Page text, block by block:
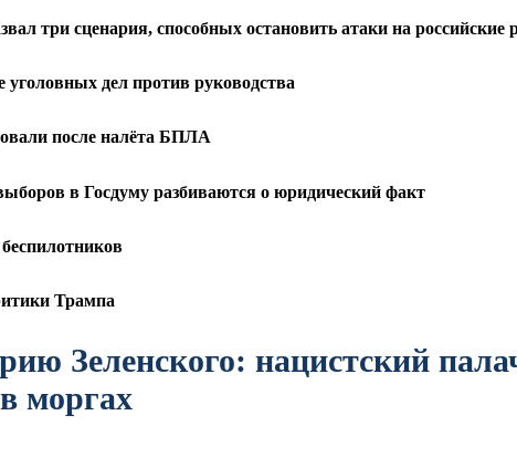
три сценария, способных остановить атаки на российские
уголовных дел против руководства
после налёта БПЛА
в Госдуму разбиваются о юридический факт
Трампа
Зеленского: нацистский
моргах